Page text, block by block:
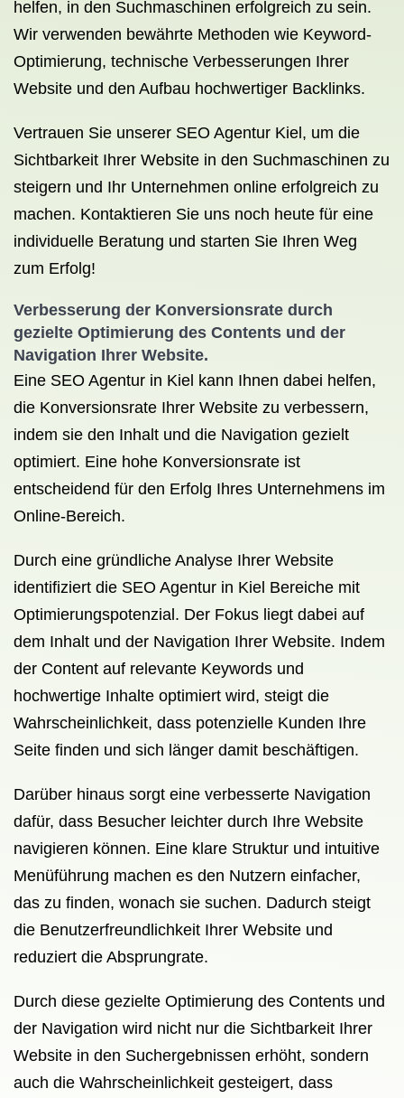
helfen, in den Suchmaschinen erfolgreich zu sein.
Wir verwenden bewährte Methoden wie Keyword-
Optimierung, technische Verbesserungen Ihrer
Website und den Aufbau hochwertiger Backlinks.
Vertrauen Sie unserer SEO Agentur Kiel, um die
Sichtbarkeit Ihrer Website in den Suchmaschinen zu
steigern und Ihr Unternehmen online erfolgreich zu
machen. Kontaktieren Sie uns noch heute für eine
individuelle Beratung und starten Sie Ihren Weg
zum Erfolg!
Verbesserung der Konversionsrate durch
gezielte Optimierung des Contents und der
Navigation Ihrer Website.
Eine SEO Agentur in Kiel kann Ihnen dabei helfen,
die Konversionsrate Ihrer Website zu verbessern,
indem sie den Inhalt und die Navigation gezielt
optimiert. Eine hohe Konversionsrate ist
entscheidend für den Erfolg Ihres Unternehmens im
Online-Bereich.
Durch eine gründliche Analyse Ihrer Website
identifiziert die SEO Agentur in Kiel Bereiche mit
Optimierungspotenzial. Der Fokus liegt dabei auf
dem Inhalt und der Navigation Ihrer Website. Indem
der Content auf relevante Keywords und
hochwertige Inhalte optimiert wird, steigt die
Wahrscheinlichkeit, dass potenzielle Kunden Ihre
Seite finden und sich länger damit beschäftigen.
Darüber hinaus sorgt eine verbesserte Navigation
dafür, dass Besucher leichter durch Ihre Website
navigieren können. Eine klare Struktur und intuitive
Menüführung machen es den Nutzern einfacher,
das zu finden, wonach sie suchen. Dadurch steigt
die Benutzerfreundlichkeit Ihrer Website und
reduziert die Absprungrate.
Durch diese gezielte Optimierung des Contents und
der Navigation wird nicht nur die Sichtbarkeit Ihrer
Website in den Suchergebnissen erhöht, sondern
auch die Wahrscheinlichkeit gesteigert, dass